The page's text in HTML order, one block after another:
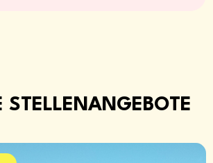
STELLENANGEBOTE​